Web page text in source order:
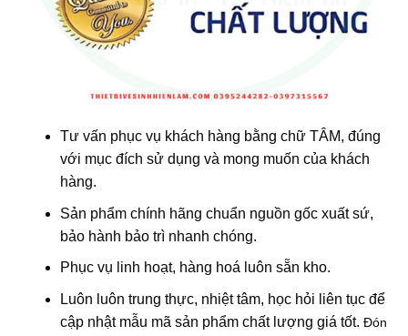
Tư vấn phục vụ khách hàng bằng chữ TÂM, đúng
với mục đích sử dụng và mong muốn của khách
hàng.
Sản phẩm chính hãng chuẩn nguồn gốc xuất sứ,
bảo hành bảo trì nhanh chóng.
Phục vụ linh hoạt, hàng hoá luôn sẵn kho.
Luôn luôn trung thực, nhiệt tâm, học hỏi liên tục để
cập nhật mẫu mã sản phẩm chất lượng giá tốt. Đón